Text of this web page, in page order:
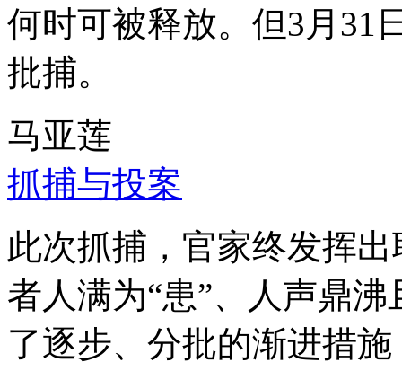
何时可被释放。但3月31
批捕。
马亚莲
抓捕与投案
此次抓捕，官家终发挥
者人满为“患”、人声鼎
了逐步、分批的渐进措